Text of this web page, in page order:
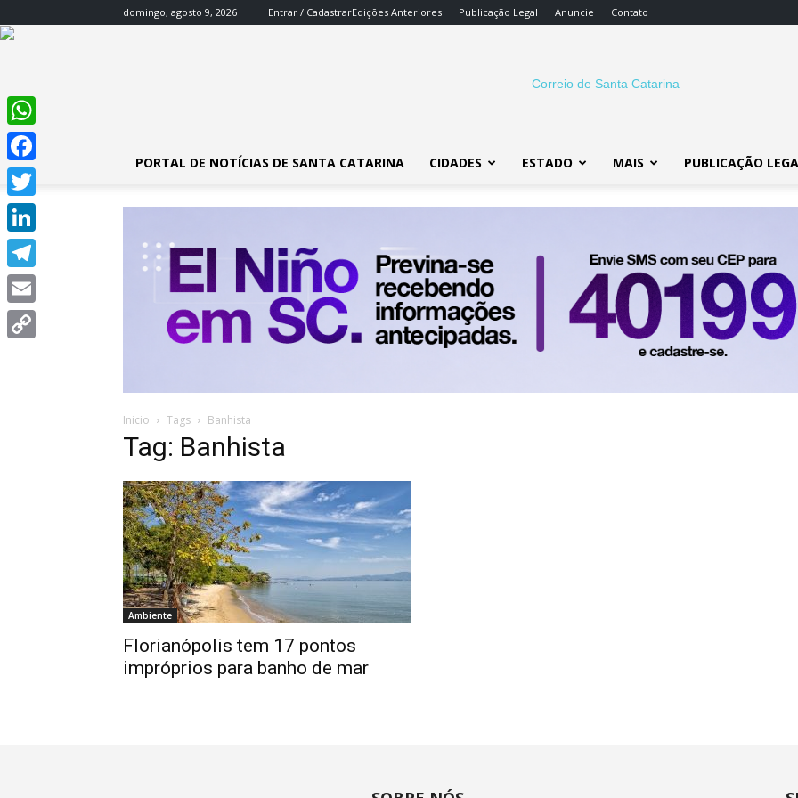
domingo, agosto 9, 2026 Entrar / CadastrarEdições Anteriores Publicação Legal Anuncie Contato
SC
PORTAL DE NOTÍCIAS DE SANTA CATARINA CIDADES ESTADO MAIS PUBLICAÇÃO
Inicio Tags Banhista
Tag: Banhista
Ambiente
Florianópolis tem 17 pontos
impróprios para banho de mar
WhatsApp
Facebook
Twitter
LinkedIn
Telegram
Email